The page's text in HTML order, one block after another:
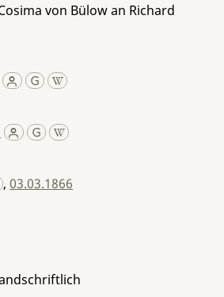
von Bülow an Richard
,03.03.1866